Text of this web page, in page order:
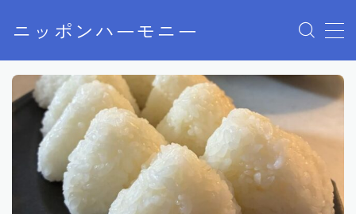
ニッポンハーモニー
MENU
プライバシーポリシー
特定商取引法に基づく表記
お問い合わせ